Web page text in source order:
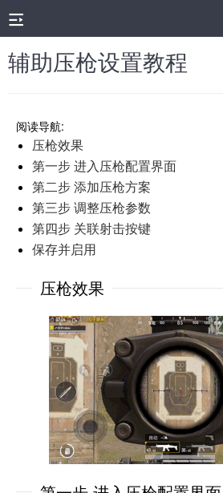
辅助压枪设置教程
阅读导航:
压枪效果
第一步 进入压枪配置界面
第二步 添加压枪方案
第三步 调整压枪参数
第四步 关联射击按键
保存并启用
压枪效果